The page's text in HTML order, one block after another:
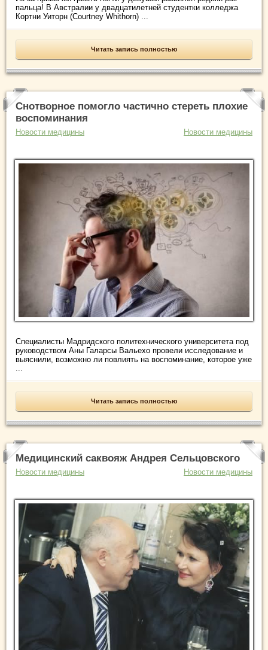
пальца! В Австралии у двадцатилетней студентки колледжа
Кортни Уиторн (Courtney Whithorn) ...
Читать запись полностью
Снотворное помогло частично стереть плохие
воспоминания
Новости медицины Новости медицины
Специалисты Мадридского политехнического университета под
руководством Аны Галарсы Вальехо провели исследование и
выяснили, возможно ли повлиять на воспоминание, которое уже
Читать запись полностью
Медицинский саквояж Андрея Сельцовского
Новости медицины Новости медицины